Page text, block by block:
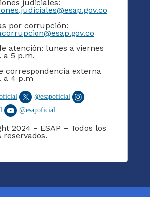
judiciales:
por corrupción:
atención: lunes a viernes
a 5 p.m.
correspondencia externa
a 4 p.m
@esapoficial
@esapoficial
2024 – ESAP – Todos los
reservados.